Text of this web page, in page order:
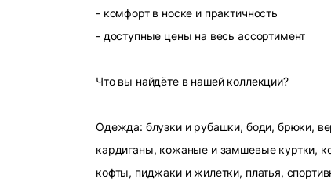
- комфорт в носке и практичность
- доступные цены на весь ассортимент
Что вы найдёте в нашей коллекции?
Одежда: блузки и рубашки, боди, брюки,
кардиганы, кожаные и замшевые куртки,
кофты, пиджаки и жилетки, платья,